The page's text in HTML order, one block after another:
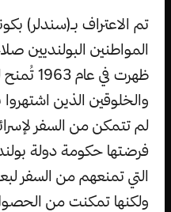
تم الاعتراف بـ(سندلر)
المواطنين البولنديين
ظهرت في
والخلوقين الذين اشتهروا
لم تتمكن من السفر
فرضتها حكومة دولة
التي تمنعهم من السفر
ولكنها تمكنت من الحصول